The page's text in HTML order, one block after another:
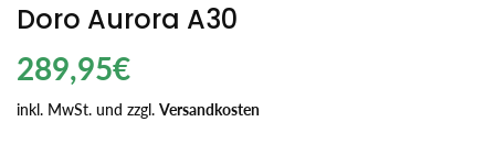
Doro Aurora A30
Regulärer
289,95€
inkl. MwSt. und zzgl. Versandkosten